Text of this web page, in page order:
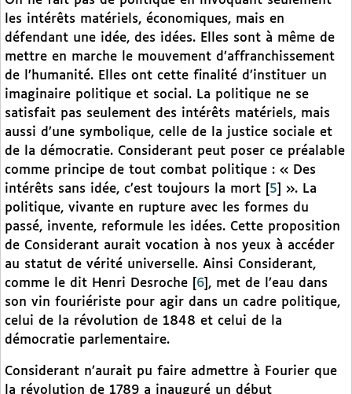
les intérêts matériels, économiques, mais en
défendant une idée, des idées. Elles sont à même de
mettre en marche le mouvement d’affranchissement
de l’humanité. Elles ont cette finalité d’instituer un
imaginaire politique et social. La politique ne se
satisfait pas seulement des intérêts matériels, mais
aussi d’une symbolique, celle de la justice sociale et
de la démocratie. Considerant peut poser ce préalable
comme principe de tout combat politique : « Des
intérêts sans idée, c’est toujours la mort
5
». La
politique, vivante en rupture avec les formes du
passé, invente, reformule les idées. Cette proposition
de Considerant aurait vocation à nos yeux à accéder
au statut de vérité universelle. Ainsi Considerant,
comme le dit Henri Desroche
6 , met de l’eau dans
son vin fouriériste pour agir dans un cadre politique,
celui de la révolution de 1848 et celui de la
démocratie parlementaire.
Considerant n’aurait pu faire admettre à Fourier que
la révolution de 1789 a inauguré un début